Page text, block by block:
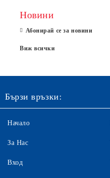
Новини
Абонирай се за новини
Виж всички
Бързи връзки:
Начало
За Нас
Вход